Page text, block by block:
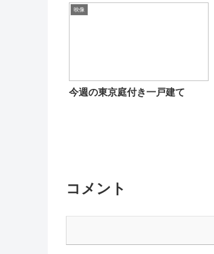
映像
今週の東京庭付き一戸建て
コメント